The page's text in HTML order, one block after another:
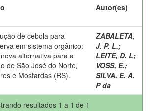
Autor(es)
de cebola para
em sistema orgânico:
alternativa para a
de São José do Norte,
e Mostardas (RS).
ZABALETA,
J. P. L.;
LEITE, D. L;
VOSS, E.;
SILVA, E. A.
P da
resultados 1 a 1 de 1